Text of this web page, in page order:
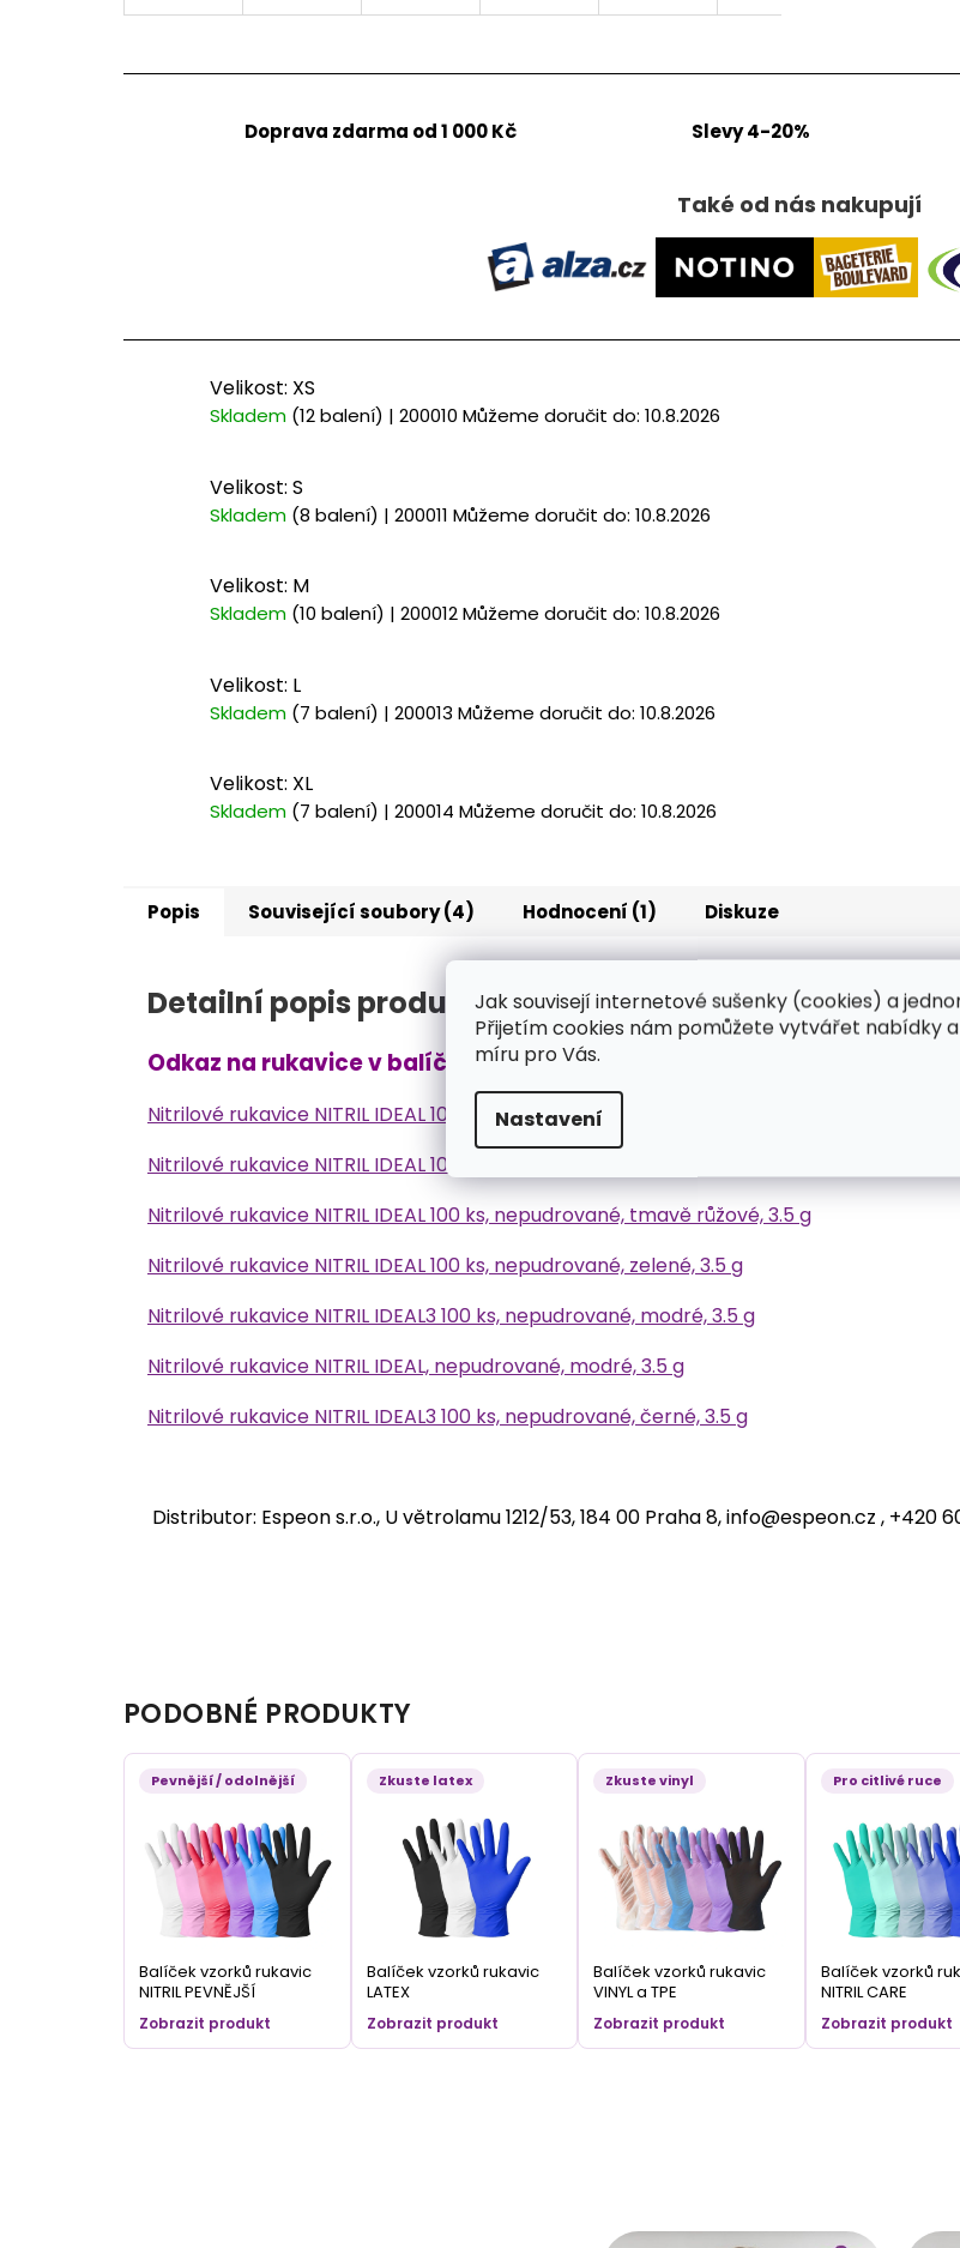
Jak souvisejí internetové sušenky (cookies) a
Přijetím cookies nám pomůžete vytvářet nabídky
míru pro Vás.
Nastavení
Doprava zdarma od 1 000 Kč Slevy 4-20%
Také od nás nakupují
Velikost: XS
Skladem (12 balení) | 200010 Můžeme doručit do: 10.8.2026
Velikost: S
Skladem (8 balení) | 200011 Můžeme doručit do: 10.8.2026
Velikost: M
Skladem (10 balení) | 200012Můžeme doručit do: 10.8.2026
Velikost: L
Skladem (7 balení) | 200013 Můžeme doručit do: 10.8.2026
Velikost: XL
Skladem (7 balení) | 200014 Můžeme doručit do: 10.8.2026
Popis Související soubory (4) Hodnocení (1) Diskuze
Detailní popis produktu
Odkaz na rukavice v balíčku:
Nitrilové rukavice NITRIL IDEAL 100 ks, nepudrované, žluté, 3.5 g
Nitrilové rukavice NITRIL IDEAL 100 ks, nepudrované, magenta, 3.5 g
Nitrilové rukavice NITRIL IDEAL 100 ks, nepudrované, tmavě růžové, 3.5 g
Nitrilové rukavice NITRIL IDEAL 100 ks, nepudrované, zelené, 3.5 g
Nitrilové rukavice NITRIL IDEAL3 100 ks, nepudrované, modré, 3.5 g
Nitrilové rukavice NITRIL IDEAL, nepudrované, modré, 3.5 g
Nitrilové rukavice NITRIL IDEAL3 100 ks, nepudrované, černé, 3.5 g
Distributor: Espeon s.r.o., U větrolamu 1212/53, 184 00 Praha 8, info@espeon.cz , +420
PODOBNÉ PRODUKTY
Pevnější / odolnější
Balíček vzorků rukavic
NITRIL PEVNĚJŠÍ
Zobrazit produkt
Zkuste latex
Balíček vzorků rukavic
LATEX
Zobrazit produkt
Zkuste vinyl
Balíček vzorků rukavic
VINYL a TPE
Zobrazit produkt
Pro citlivé ruce
Balíček vzorků
NITRIL CARE
Zobrazit produkt